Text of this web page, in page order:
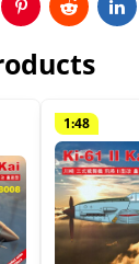
PinterestReddit
1:48